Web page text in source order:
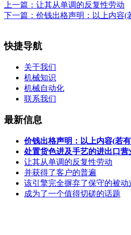
上一篇： 让其从单调的反复性劳动
下一篇： 价钱出格声明：以上内容(
快捷导航
关于我们
机械知识
机械自动化
联系我们
最新信息
价钱出格声明：以上内容(若
处置货色进及手艺的进出口营
让其从单调的反复性劳动
并获得了客户的普遍
该引擎完全摒弃了保守的被动
成为了一个值得切磋的话题